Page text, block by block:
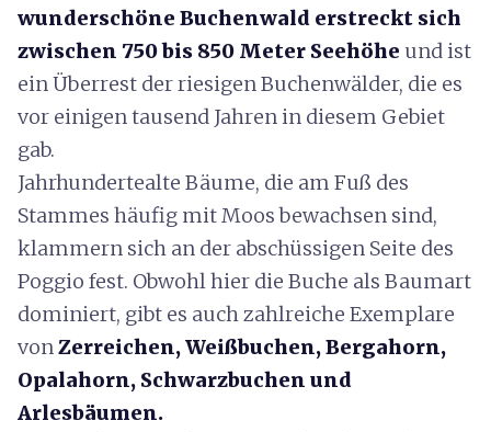
wunderschöne Buchenwald erstreckt sich
zwischen 750 bis 850 Meter Seehöhe und ist
ein Überrest der riesigen Buchenwälder, die es
vor einigen tausend Jahren in diesem Gebiet
gab.
Jahrhundertealte Bäume, die am Fuß des
Stammes häufig mit Moos bewachsen sind,
klammern sich an der abschüssigen Seite des
Poggio fest. Obwohl hier die Buche als Baumart
dominiert, gibt es auch zahlreiche Exemplare
vonZerreichen, Weißbuchen, Bergahorn,
Opalahorn, Schwarzbuchen und
Arlesbäumen.